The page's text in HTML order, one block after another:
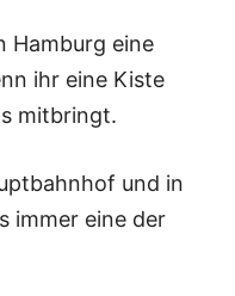
Hamburg eine
ihr eine Kiste
mitbringt.
und in
immer eine der